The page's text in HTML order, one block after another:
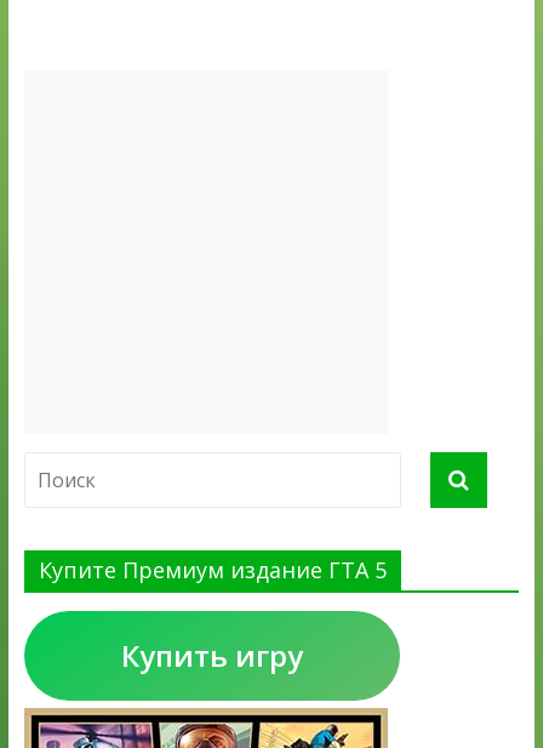
Купите Премиум издание ГТА 5
Купить игру